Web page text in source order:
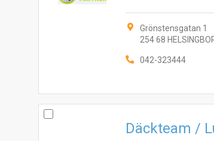
Grönstensgatan 1
254 68
042-323444
Däckteam /